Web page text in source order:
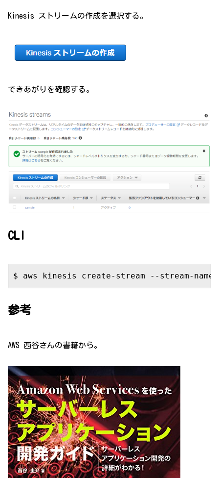
Kinesis ストリームの作成を選択する。
できあがりを確認する。
CLI
$ aws kinesis create-stream --stream-
参考
AWS 西谷さんの書籍から。